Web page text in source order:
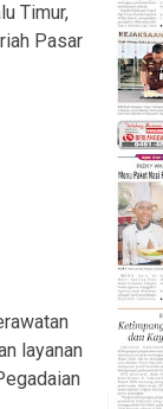
Timur,
Pasar
layanan